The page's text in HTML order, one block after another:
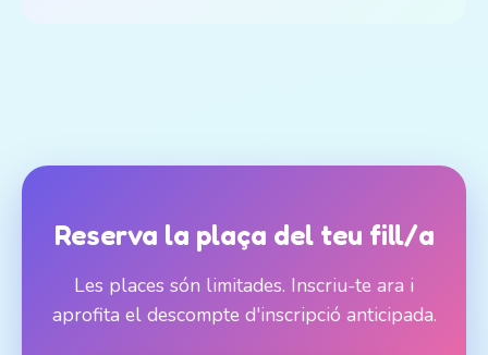
Reserva la plaça del teu fill/a
Les places són limitades. Inscriu-te ara i
aprofita el descompte d'inscripció anticipada.